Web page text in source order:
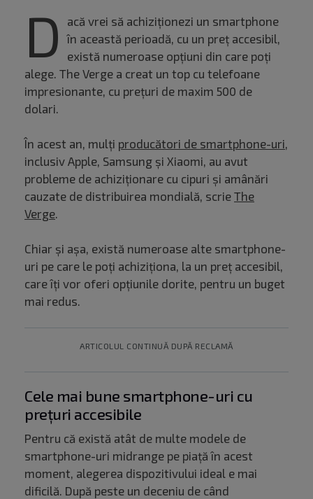
D
acă vrei să achiziționezi un smartphone
în această perioadă, cu un preț accesibil,
există numeroase opțiuni din care poți
alege. The Verge a creat un top cu telefoane
impresionante, cu prețuri de maxim 500 de
dolari.
În acest an, mulți producători de smartphone-uri,
inclusiv Apple, Samsung și Xiaomi, au avut
probleme de achiziționare cu cipuri și amânări
cauzate de distribuirea mondială, scrie The
Verge.
Chiar și așa, există numeroase alte smartphone-
uri pe care le poți achiziționa, la un preț accesibil,
care îți vor oferi opțiunile dorite, pentru un buget
mai redus.
ARTICOLUL CONTINUĂ DUPĂ RECLAMĂ
Cele mai bune smartphone-uri cu
prețuri accesibile
Pentru că există atât de multe modele de
smartphone-uri midrange pe piață în acest
moment, alegerea dispozitivului ideal e mai
dificilă. După peste un deceniu de când